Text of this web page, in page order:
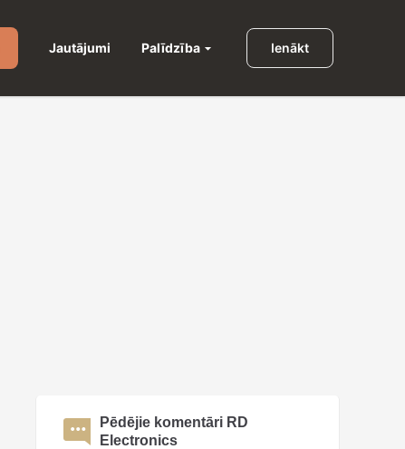
Jautājumi Palīdzība Ienākt
Pēdējie komentāri RD
Electronics